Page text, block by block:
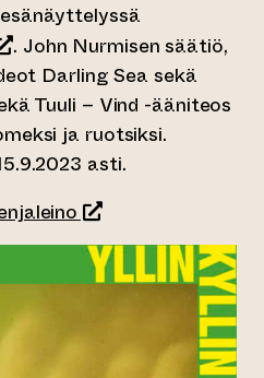
toiseen
. John Nurmisen säätiö,
Darling Sea sekä
Tuuli – Vind -ääniteos
ja ruotsiksi.
asti.
(siirtyy toiseen